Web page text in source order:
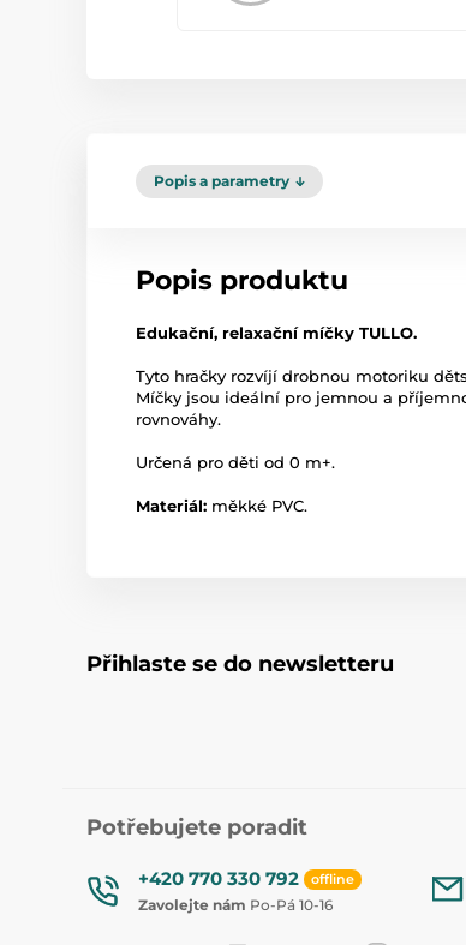
Popis a parametry
Popis produktu
Edukační, relaxační míčky TULLO.
Tyto hračky rozvíjí drobnou motoriku
Míčky jsou ideální pro jemnou a
rovnováhy.
Určená pro děti od 0 m+.
Materiál: měkké PVC.
Přihlaste se do newsletteru
Potřebujete poradit
+420 770 330 792 offline
Zavolejte nám Po-Pá 10-16